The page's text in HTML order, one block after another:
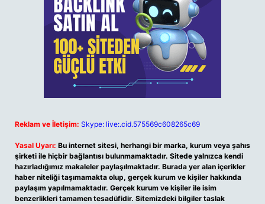
Reklam ve İletişim: Skype: live:.cid.575569c608265c69
Yasal Uyarı: Bu internet sitesi, herhangi bir marka, kurum veya şahıs
şirketi ile hiçbir bağlantısı bulunmamaktadır. Sitede yalnızca kendi
hazırladığımız makaleler paylaşılmaktadır. Burada yer alan içerikler
haber niteliği taşımamakta olup, gerçek kurum ve kişiler hakkında
paylaşım yapılmamaktadır. Gerçek kurum ve kişiler ile isim
benzerlikleri tamamen tesadüfidir. Sitemizdeki bilgiler taslak